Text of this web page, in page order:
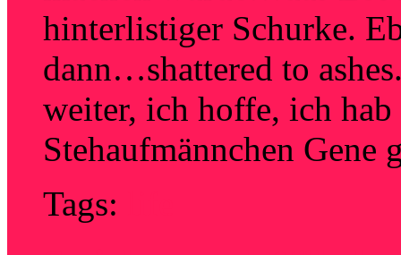
hinterlistiger Schurke.
dann…shattered to
weiter, ich hoffe, ich
Stehaufmännchen Gene
Tags: